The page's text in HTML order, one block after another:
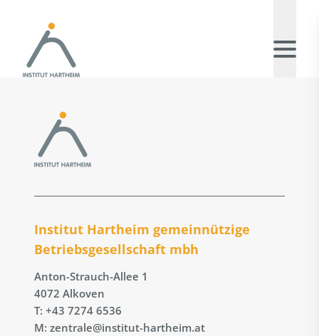
Institut Hartheim gemeinnützige
Betriebs­gesellschaft mbh
Anton-Strauch-Allee 1
4072 Alkoven
T: +43 7274 6536
M: zentrale@institut-hartheim.at